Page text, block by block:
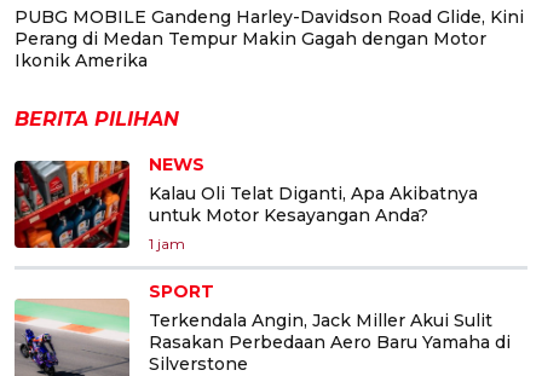
PUBG MOBILE Gandeng Harley-Davidson Road Glide, Kini
Perang di Medan Tempur Makin Gagah dengan Motor
Ikonik Amerika
BERITA PILIHAN
NEWS
Kalau Oli Telat Diganti, Apa Akibatnya
untuk Motor Kesayangan Anda?
1 jam
SPORT
Terkendala Angin, Jack Miller Akui Sulit
Rasakan Perbedaan Aero Baru Yamaha di
Silverstone